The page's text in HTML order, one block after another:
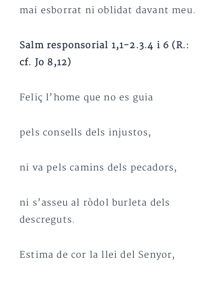
mai esborrat ni oblidat davant meu.
Salm responsorial 1,1-2.3.4 i 6 (R.:
cf. Jo 8,12)
Feliç l’home que no es guia
pels consells dels injustos,
ni va pels camins dels pecadors,
ni s’asseu al ròdol burleta dels
descreguts.
Estima de cor la llei del Senyor,